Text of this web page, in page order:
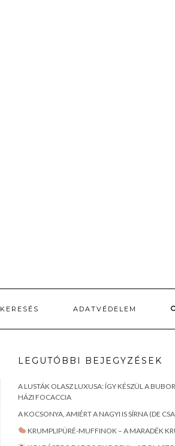
KERESÉS ADATVÉDELEM
LEGUTÓBBI BEJEGYZÉSEK
A LUSTÁK OLASZ LUXUSA: ÍGY KÉSZÜL A
HÁZI FOCACCIA
A KOCSONYA, AMIÉRT A NAGYI IS SÍRNA (DE
KRUMPLIPÜRÉ-MUFFINOK – A MARADÉK